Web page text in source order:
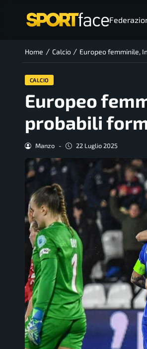
Home / Calcio / Europeo femminile,
CALCIO
Europeo
probabili
Manzo - 22 Luglio 2025